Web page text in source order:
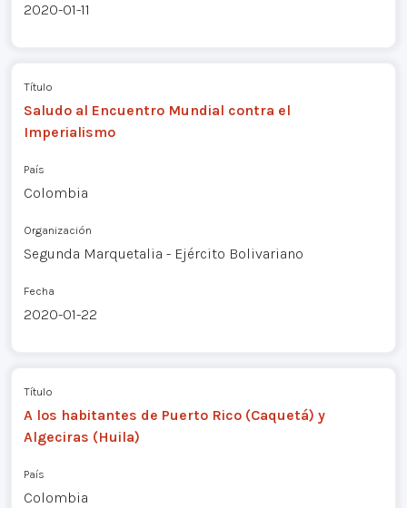
2020-01-11
Título
Saludo al Encuentro Mundial contra el
Imperialismo
País
Colombia
Organización
Segunda Marquetalia - Ejército Bolivariano
Fecha
2020-01-22
Título
A los habitantes de Puerto Rico (Caquetá) y
Algeciras (Huila)
País
Colombia